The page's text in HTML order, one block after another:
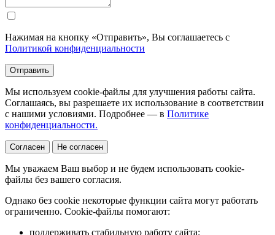
Нажимая на кнопку «Отправить», Вы соглашаетесь с
Политикой конфиденциальности
Отправить
Мы используем cookie-файлы для улучшения работы сайта.
Соглашаясь, вы разрешаете их использование в соответствии
с нашими условиями. Подробнее — в Политике
конфиденциальности.
Согласен Не согласен
Мы уважаем Ваш выбор и не будем использовать cookie-
файлы без вашего согласия.
Однако без cookie некоторые функции сайта могут работать
ограниченно. Cookie-файлы помогают:
поддерживать стабильную работу сайта;